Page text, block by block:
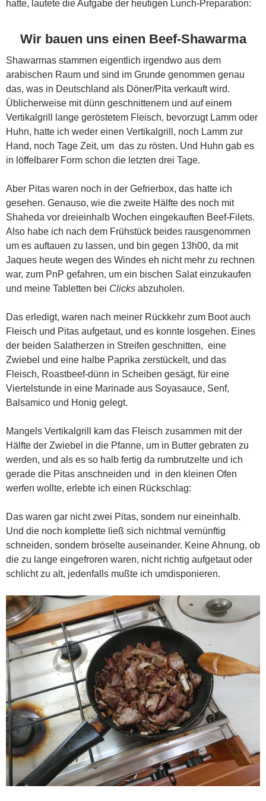
hatte, lautete die Aufgabe der heutigen Lunch-Preparation:
Wir bauen uns einen Beef-Shawarma
Shawarmas stammen eigentlich irgendwo aus dem
arabischen Raum und sind im Grunde genommen genau
das, was in Deutschland als Döner/Pita verkauft wird.
Üblicherweise mit dünn geschnittenem und auf einem
Vertikalgrill lange geröstetem Fleisch, bevorzugt Lamm oder
Huhn, hatte ich weder einen Vertikalgrill, noch Lamm zur
Hand, noch Tage Zeit, um das zu rösten. Und Huhn gab es
in löffelbarer Form schon die letzten drei Tage.
Aber Pitas waren noch in der Gefrierbox, das hatte ich
gesehen. Genauso, wie die zweite Hälfte des noch mit
Shaheda vor dreieinhalb Wochen eingekauften Beef-Filets.
Also habe ich nach dem Frühstück beides rausgenommen
um es auftauen zu lassen, und bin gegen 13h00, da mit
Jaques heute wegen des Windes eh nicht mehr zu rechnen
war, zum PnP gefahren, um ein bischen Salat einzukaufen
und meine Tabletten bei Clicks abzuholen.
Das erledigt, waren nach meiner Rückkehr zum Boot auch
Fleisch und Pitas aufgetaut, und es konnte losgehen. Eines
der beiden Salatherzen in Streifen geschnitten, eine
Zwiebel und eine halbe Paprika zerstückelt, und das
Fleisch, Roastbeef-dünn in Scheiben gesägt, für eine
Viertelstunde in eine Marinade aus Soyasauce, Senf,
Balsamico und Honig gelegt.
Mangels Vertikalgrill kam das Fleisch zusammen mit der
Hälfte der Zwiebel in die Pfanne, um in Butter gebraten zu
werden, und als es so halb fertig da rumbrutzelte und ich
gerade die Pitas anschneiden und in den kleinen Ofen
werfen wollte, erlebte ich einen Rückschlag:
Das waren gar nicht zwei Pitas, sondern nur eineinhalb.
Und die noch komplette ließ sich nichtmal vernünftig
schneiden, sondern bröselte auseinander. Keine Ahnung, ob
die zu lange eingefroren waren, nicht richtig aufgetaut oder
schlicht zu alt, jedenfalls mußte ich umdisponieren.